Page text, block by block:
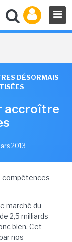
DÉSORMAIS
accroître
2013
marché du
2,5 milliards
bien. Cet
nos